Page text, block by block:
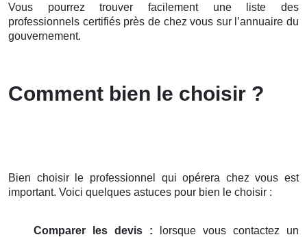
Vous pourrez trouver facilement une liste des
professionnels certifiés près de chez vous sur l’annuaire du
gouvernement.
Comment bien le choisir ?
Bien choisir le professionnel qui opérera chez vous est
important. Voici quelques astuces pour bien le choisir :
Comparer les devis : lorsque vous contactez un